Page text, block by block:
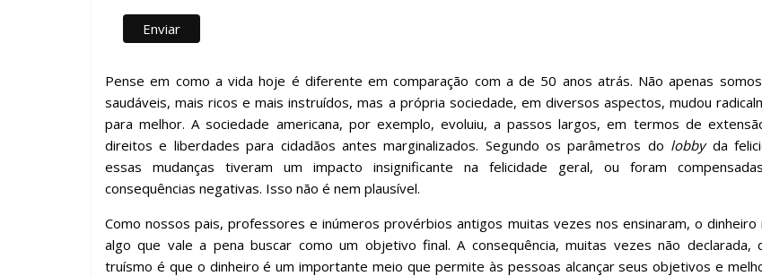
Pense em como a vida hoje é diferente em comparação com a de 50 anos atrás. Não apenas
saudáveis, mais ricos e mais instruídos, mas a própria sociedade, em diversos aspectos, mudou
para melhor. A sociedade americana, por exemplo, evoluiu, a passos largos, em termos de
direitos e liberdades para cidadãos antes marginalizados. Segundo os parâmetros do lobbyda
essas mudanças tiveram um impacto insignificante na felicidade geral, ou foram
consequências negativas. Isso não é nem plausível.
Como nossos pais, professores e inúmeros provérbios antigos muitas vezes nos ensinaram, o dinheiro
algo que vale a pena buscar como um objetivo final. A consequência, muitas vezes não declarada,
truísmo é que o dinheiro é um importante meio que permite às pessoas alcançar seus objetivos e